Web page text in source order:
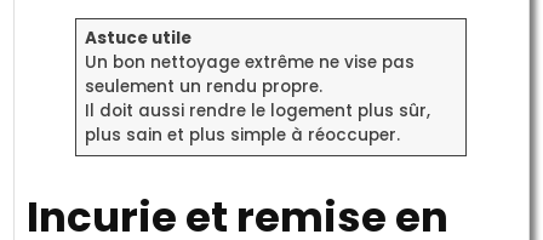
Astuce utile
Un bon nettoyage extrême ne vise pas
seulement un rendu propre.
Il doit aussi rendre le logement plus sûr,
plus sain et plus simple à réoccuper.
Incurie et remise en